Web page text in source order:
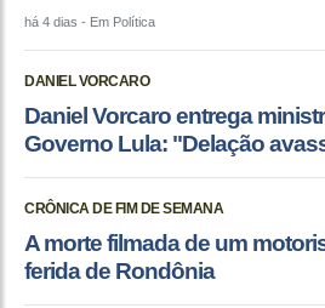
há 4 dias - Em Política
DANIEL VORCARO
Daniel Vorcaro entrega
Governo Lula: "Delação
CRÔNICA DE FIM DE SEMANA
A morte filmada de um
ferida de Rondônia